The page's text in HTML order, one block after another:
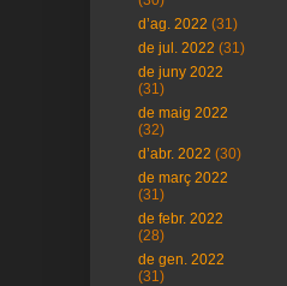
d’ag. 2022 (31)
de jul. 2022 (31)
de juny 2022
(31)
de maig 2022
(32)
d’abr. 2022 (30)
de març 2022
(31)
de febr. 2022
(28)
de gen. 2022
(31)